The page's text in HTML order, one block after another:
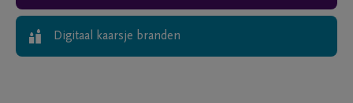
Digitaal kaarsje branden